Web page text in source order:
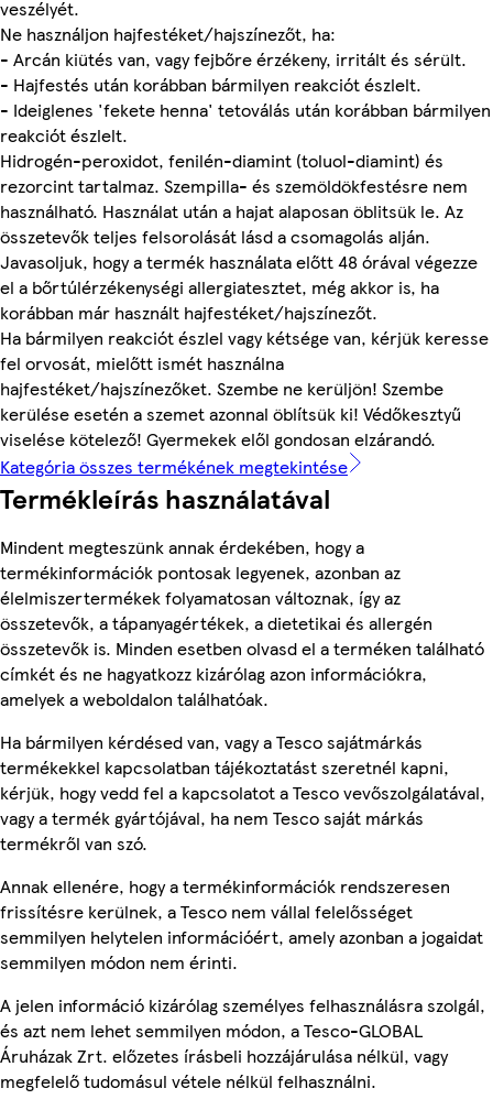
veszélyét.
Ne használjon hajfestéket/hajszínezőt, ha:
- Arcán kiütés van, vagy fejbőre érzékeny, irritált és sérült.
- Hajfestés után korábban bármilyen reakciót észlelt.
- Ideiglenes 'fekete henna' tetoválás után korábban bármilyen
reakciót észlelt.
Hidrogén-peroxidot, fenilén-diamint (toluol-diamint) és
rezorcint tartalmaz. Szempilla- és szemöldökfestésre nem
használható. Használat után a hajat alaposan öblitsük le. Az
összetevők teljes felsorolását lásd a csomagolás alján.
Javasoljuk, hogy a termék használata előtt 48 órával végezze
el a bőrtúlérzékenységi allergiatesztet, még akkor is, ha
korábban már használt hajfestéket/hajszínezőt.
Ha bármilyen reakciót észlel vagy kétsége van, kérjük keresse
fel orvosát, mielőtt ismét használna
hajfestéket/hajszínezőket. Szembe ne kerüljön! Szembe
kerülése esetén a szemet azonnal öblítsük ki! Védőkesztyű
viselése kötelező! Gyermekek elől gondosan elzárandó.
Kategória összes termékének megtekintése
Termékleírás használatával
Mindent megteszünk annak érdekében, hogy a
termékinformációk pontosak legyenek, azonban az
élelmiszertermékek folyamatosan változnak, így az
összetevők, a tápanyagértékek, a dietetikai és allergén
összetevők is. Minden esetben olvasd el a terméken található
címkét és ne hagyatkozz kizárólag azon információkra,
amelyek a weboldalon találhatóak.
Ha bármilyen kérdésed van, vagy a Tesco sajátmárkás
termékekkel kapcsolatban tájékoztatást szeretnél kapni,
kérjük, hogy vedd fel a kapcsolatot a Tesco vevőszolgálatával,
vagy a termék gyártójával, ha nem Tesco saját márkás
termékről van szó.
Annak ellenére, hogy a termékinformációk rendszeresen
frissítésre kerülnek, a Tesco nem vállal felelősséget
semmilyen helytelen információért, amely azonban a jogaidat
semmilyen módon nem érinti.
A jelen információ kizárólag személyes felhasználásra szolgál,
és azt nem lehet semmilyen módon, a Tesco-GLOBAL
Áruházak Zrt. előzetes írásbeli hozzájárulása nélkül, vagy
megfelelő tudomásul vétele nélkül felhasználni.